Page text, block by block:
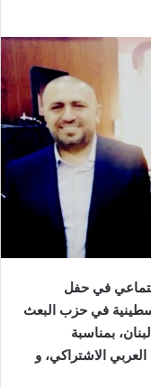
في حفل
في حزب البعث
بمناسبة
الاشتراكي، و